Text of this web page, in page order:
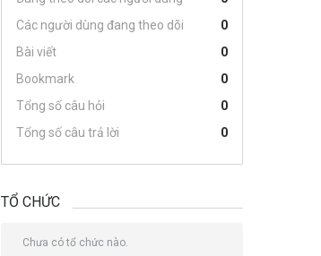
Các người dùng đang theo dõi
0
Bài viết
0
Bookmark
0
Tổng số câu hỏi
0
Tổng số câu trả lời
0
TỔ CHỨC
Chưa có tổ chức nào.